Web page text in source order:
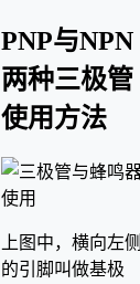
PNP与NPN
两种三极管
使用方法
上图中，横向左侧
的引脚叫做基极